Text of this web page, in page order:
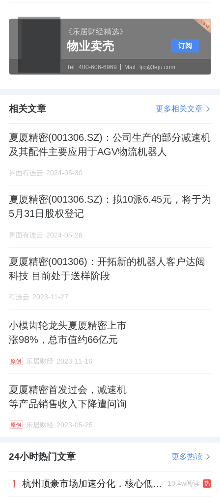
《乐居财经精选》
物业卖壳
Tel: 400-606-6969 Mail: ljcj@leju.com
订阅
相关文章 更多相关文章
夏厦精密(001306.SZ)：公司生产的部分减速机
及其配件主要应用于AGV物流机器人
界面有连云 2024-05-30
夏厦精密(001306.SZ)：拟10派6.45元，将于为
5月31日股权登记
界面有连云 2024-05-28
夏厦精密(001306)：开拓新的机器人客户达闼
科技 目前处于送样阶段
有连云 2023-11-27
小模齿轮龙头夏厦精密上市
涨98%，总市值约66亿元
原创 乐居财经 2023-11-16
夏厦精密首发过会，减速机
等产品销售收入下降遭问询
原创 乐居财经 2023-05-25
24小时热门文章 更多热读
杭州顶豪市场加速分化，核心低密资产迎来价值兑现 10.4w阅读 热